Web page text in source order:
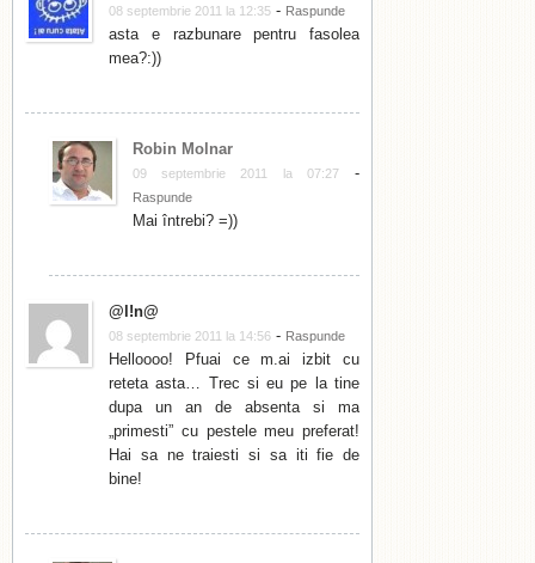
08 septembrie 2011 la 12:35 - Raspunde
asta e razbunare pentru fasolea
mea?:))
Robin Molnar
09 septembrie 2011 la 07:27-
Raspunde
Mai întrebi? =))
@l!n@
08 septembrie 2011 la 14:56 - Raspunde
Helloooo! Pfuai ce m.ai izbit cu
reteta asta… Trec si eu pe la tine
dupa un an de absenta si ma
„primesti” cu pestele meu preferat!
Hai sa ne traiesti si sa iti fie de
bine!